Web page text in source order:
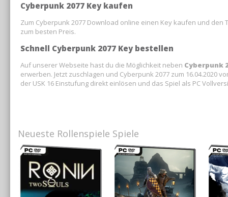
Cyberpunk 2077 Key kaufen
Zum Cyberpunk 2077 Download online einen Key kaufen und
zum besten Preis.
Schnell Cyberpunk 2077 Key bestellen
Auf unserer Webseite hast du die Möglichkeit neben Cyberpunk
erwerben. Jetzt zuschlagen und Cyberpunk 2077 zum 16.04.2020
der USK 16 Einstufung direkt einlösen und das Spiel als PC
Neueste Rollenspiele Spiele